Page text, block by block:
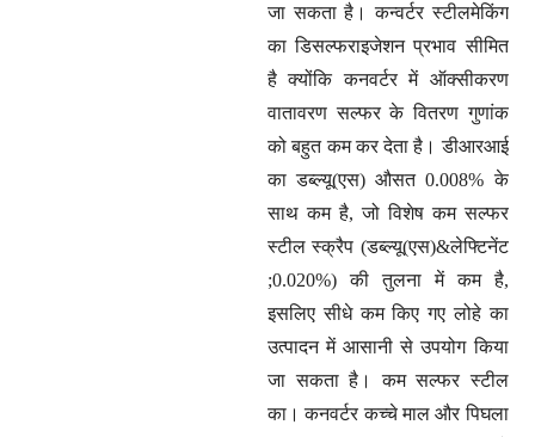
जा सकता है। कन्वर्टर स्टीलमेकिंग
का डिसल्फराइजेशन प्रभाव सीमित
है क्योंकि कनवर्टर में ऑक्सीकरण
वातावरण सल्फर के वितरण गुणांक
को बहुत कम कर देता है। डीआरआई
का डब्ल्यू(एस) औसत 0.008% के
साथ कम है, जो विशेष कम सल्फर
स्टील स्क्रैप (डब्ल्यू(एस)&लेफ्टिनेंट
;0.020%) की तुलना में कम है,
इसलिए सीधे कम किए गए लोहे का
उत्पादन में आसानी से उपयोग किया
जा सकता है। कम सल्फर स्टील
का। कनवर्टर कच्चे माल और पिघला